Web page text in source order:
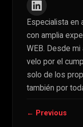
Especialista en
con amplia
WEB. Desde
velo por el
solo de los
también por
← Previous